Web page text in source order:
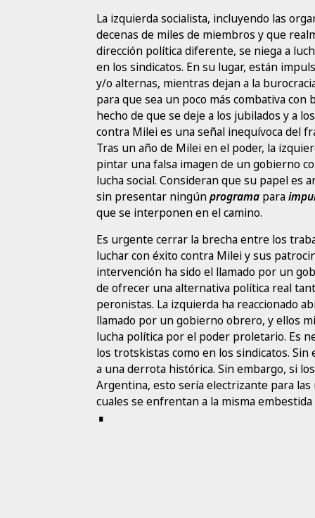
La izquierda socialista, incluyendo las
decenas de miles de miembros y que
dirección política diferente, se niega a
en los sindicatos. En su lugar, están
y/o alternas, mientras dejan a la
para que sea un poco más combativa
hecho de que se deje a los jubilados y a
contra Milei es una señal inequívoca del
Tras un año de Milei en el poder, la
pintar una falsa imagen de un gobierno
lucha social. Consideran que su papel es
sin presentar ningúnprograma para
que se interponen en el camino.
Es urgente cerrar la brecha entre los
luchar con éxito contra Milei y sus
intervención ha sido el llamado por un
de ofrecer una alternativa política real
peronistas. La izquierda ha reaccionado
llamado por un gobierno obrero, y ellos
lucha política por el poder proletario. Es
los trotskistas como en los sindicatos.
a una derrota histórica. Sin embargo, si
Argentina, esto sería electrizante para las
cuales se enfrentan a la misma